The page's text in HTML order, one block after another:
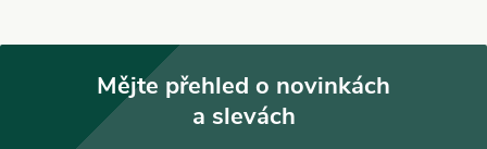
Mějte přehled o novinkách
a slevách